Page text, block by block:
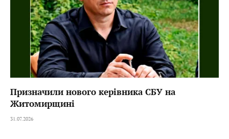
Призначили нового керівника СБУ на
Житомирщині
31.07.2026